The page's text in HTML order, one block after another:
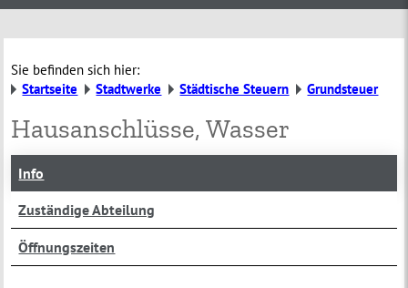
Sie befinden sich hier:
Startseite
Stadtwerke Städtische Steuern Grundsteuer
Hausanschlüsse, Wasser
Info
Zuständige Abteilung
Öffnungszeiten